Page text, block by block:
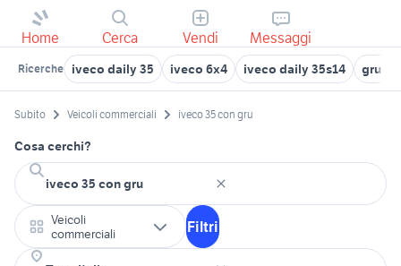
Home Cerca Vendi Messaggi
Ricerche iveco daily 35 iveco 6x4 iveco daily 35s14 gru
Subito Veicoli commerciali iveco 35 con gru
Cosa cerchi?
Veicoli
commerciali
Filtri